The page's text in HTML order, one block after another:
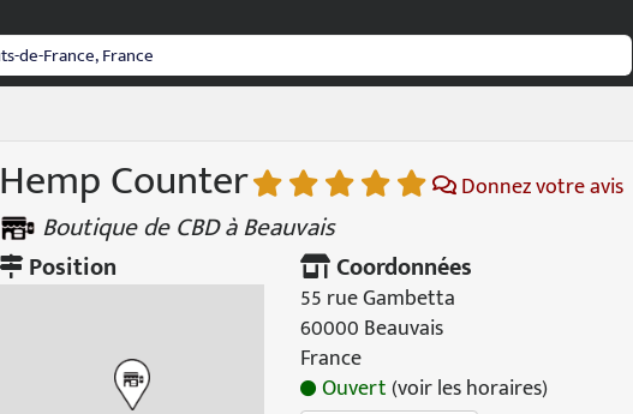
Hemp Counter Donnez votre avis
Boutique de CBD à Beauvais
Position Coordonnées
55 rue Gambetta
60000 Beauvais
France
Ouvert(voir les horaires)